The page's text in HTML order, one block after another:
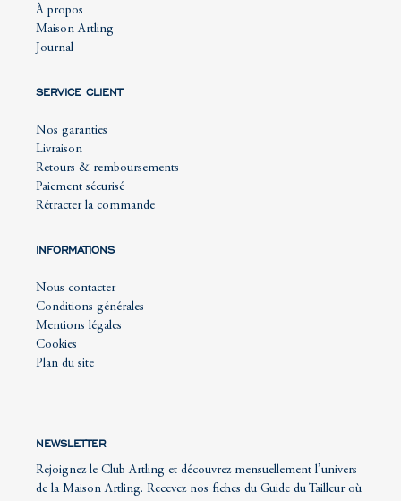
À propos
Maison Artling
Journal
SERVICE CLIENT
Nos garanties
Livraison
Retours & remboursements
Paiement sécurisé
Rétracter la commande
INFORMATIONS
Nous contacter
Conditions générales
Mentions légales
Cookies
Plan du site
NEWSLETTER
Rejoignez le Club Artling et découvrez mensuellement l’univers
de la Maison Artling. Recevez nos fiches du Guide du Tailleur où